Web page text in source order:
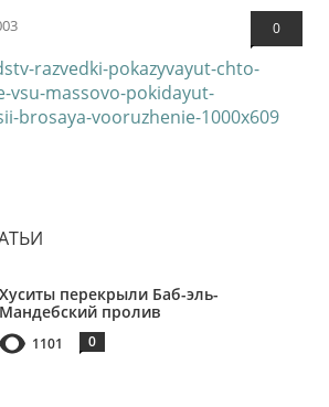
0
Хуситы перекрыли Баб-эль-
Мандебский пролив
1101 0